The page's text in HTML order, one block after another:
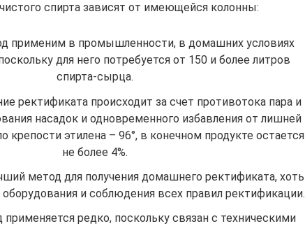
спирта зависят от имеющейся колонны:
применим в промышленности, в домашних условиях
для него потребуется от 150 и более литров
спирта-сырца.
ректификата происходит за счет противотока пара и
насадок и одновременного избавления от лишней
крепости этилена – 96°, в конечном продукте остается
не более 4%.
метод для получения домашнего ректификата, хоть
и соблюдения всех правил ректификации.
редко, поскольку связан с техническими